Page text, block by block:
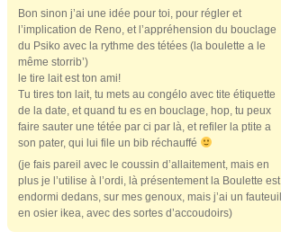
Bon sinon j’ai une idée pour toi, pour régler et
l’implication de Reno, et l’appréhension du bouclage
du Psiko avec la rythme des tétées (la boulette a le
même storrib’)
le tire lait est ton ami!
Tu tires ton lait, tu mets au congélo avec tite étiquette
de la date, et quand tu es en bouclage, hop, tu peux
faire sauter une tétée par ci par là, et refiler la ptite a
son pater, qui lui file un bib réchauffé
(je fais pareil avec le coussin d’allaitement, mais en
plus je l’utilise à l’ordi, là présentement la Boulette est
endormi dedans, sur mes genoux, mais j’ai un fauteuil
en osier ikea, avec des sortes d’accoudoirs)